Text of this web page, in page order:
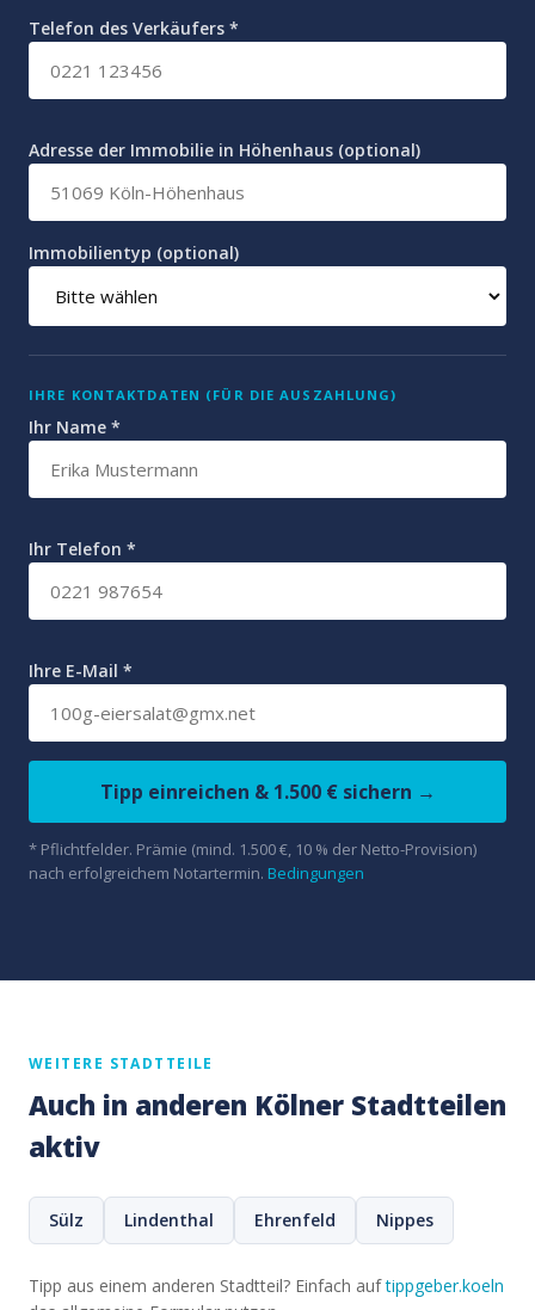
Telefon des Verkäufers *
Adresse der Immobilie in Höhenhaus (optional)
Immobilientyp (optional)
IHRE KONTAKTDATEN (FÜR DIE AUSZAHLUNG)
Ihr Name *
Ihr Telefon *
Ihre E-Mail *
Tipp einreichen & 1.500 € sichern →
* Pflichtfelder. Prämie (mind. 1.500 €, 10 % der Netto-Provision)
nach erfolgreichem Notartermin. Bedingungen
WEITERE STADTTEILE
Auch in anderen Kölner Stadtteilen
aktiv
Sülz Lindenthal Ehrenfeld Nippes
Tipp aus einem anderen Stadtteil? Einfach auftippgeber.koeln